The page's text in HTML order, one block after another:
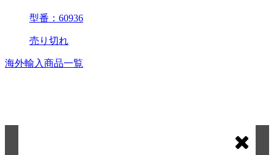
型番：60936
売り切れ
海外輸入商品一覧